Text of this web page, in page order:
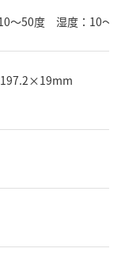
～50度 湿度：10～